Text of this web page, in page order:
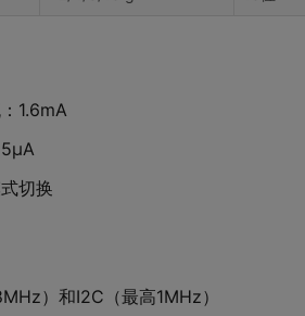
1.6mA
切换
）和I2C（最高1MHz）